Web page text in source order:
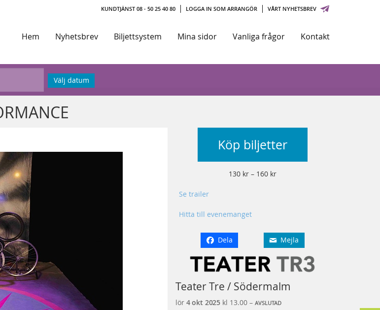
KUNDTJÄNST 08 - 50 25 40 80 LOGGA IN SOM ARRANGÖR VÅRT NYHETSBREV
Hem Nyhetsbrev Biljettsystem Mina sidor Vanliga frågor Kontakt
Välj datum
Köp biljetter
130 kr – 160 kr
Se trailer
Hitta till evenemanget
Dela Mejla
Teater Tre / Södermalm
lör 4 okt 2025 kl 13.00 –AVSLUTAD